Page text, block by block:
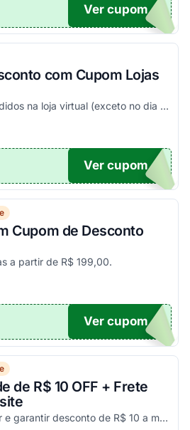
C5
Ver cupom
com Cupom Lojas
Válidos em todos os pedidos na loja virtual (exceto no dia da Black Friday). Use o voucher e economize agora!
TO5
Ver cupom
Cupom de Desconto
a partir de R$ 199,00.
LR
Ver cupom
de R$ 10 OFF + Frete
Aproveite para comprar e garantir desconto de R$ 10 a mais com código Lojas Rede. Frete grátis em pedidos acima de R$ 169. Por tempo limitado. Consulte condições e confira!